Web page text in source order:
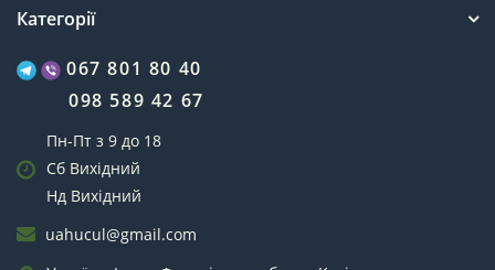
Категорії
067 801 80 40
098 589 42 67
Пн-Пт з 9 до 18
Сб Вихідний
Нд Вихідний
uahucul@gmail.com